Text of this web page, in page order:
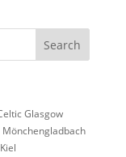
Search
Glasgow